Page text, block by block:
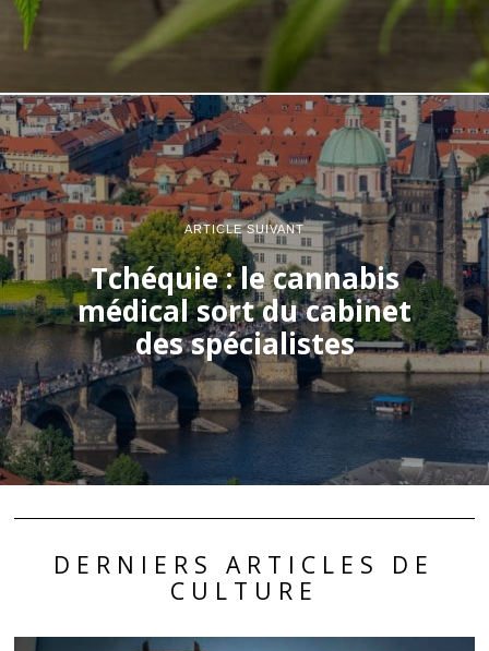
ARTICLE SUIVANT
Tchéquie : le cannabis
médical sort du cabinet
des spécialistes
DERNIERS ARTICLES DE
CULTURE